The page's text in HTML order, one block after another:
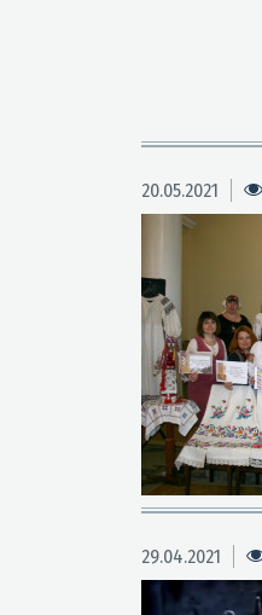
20.05.2021
29.04.2021